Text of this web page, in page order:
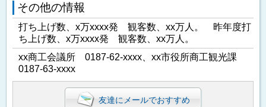
その他の情報
打ち上げ数、x万xxxx発 観客数、xx万人。 昨年度打
ち上げ数、x万xxxx発 観客数、xx万人。
xx商工会議所 0187-62-xxxx、xx市役所商工観光課
0187-63-xxxx
友達にメールでおすすめ